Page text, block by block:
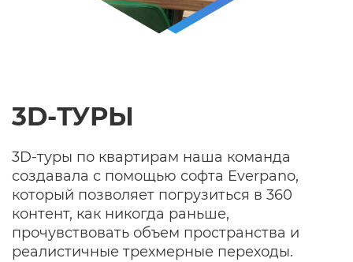
3D-ТУРЫ
3D-туры по квартирам наша команда
создавала с помощью софта Everpano,
который позволяет погрузиться в 360
контент, как никогда раньше,
прочувствовать объем пространства и
реалистичные трехмерные переходы.